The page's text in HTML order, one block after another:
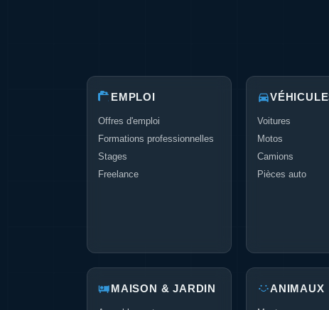
EMPLOI
Offres d'emploi
Formations professionnelles
Stages
Freelance
Voitures
Motos
Camions
Pièces auto
MAISON & JARDIN ANIMAUX